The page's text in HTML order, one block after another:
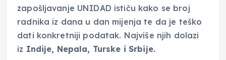
zapošljavanje UNIDAD ističu kako se broj
radnika iz dana u dan mijenja te da je teško
dati konkretniji podatak. Najviše njih dolazi
iz Indije, Nepala, Turske i Srbije.